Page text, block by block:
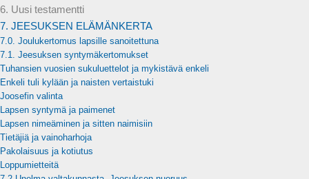
6. Uusi testamentti
7. JEESUKSEN ELÄMÄNKERTA
7.0. Joulukertomus lapsille sanoitettuna
7.1. Jeesuksen syntymäkertomukset
Tuhansien vuosien sukuluettelot ja mykistävä enkeli
Enkeli tuli kylään ja naisten vertaistuki
Joosefin valinta
Lapsen syntymä ja paimenet
Lapsen nimeäminen ja sitten naimisiin
Tietäjiä ja vainoharhoja
Pakolaisuus ja kotiutus
Loppumietteitä